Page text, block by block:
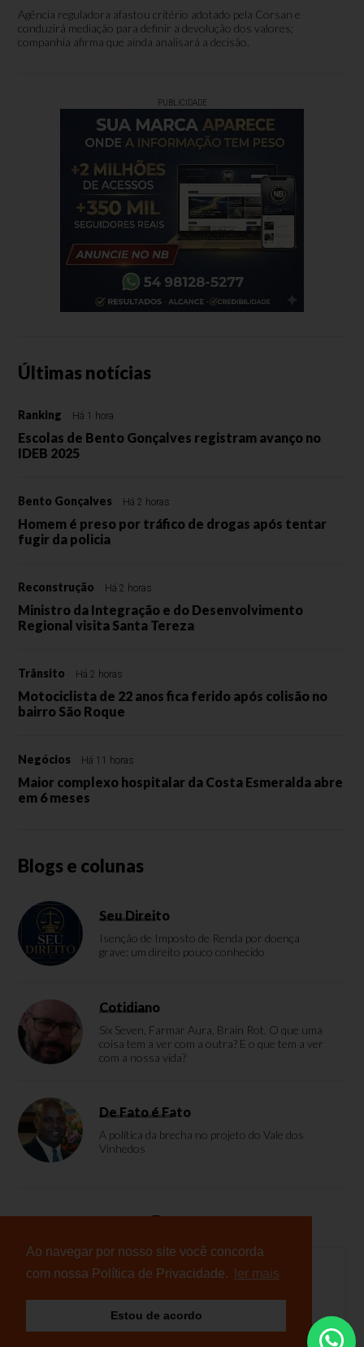
Ao navegar por nosso site você concorda
com nossa Política de Privacidade.
ler mais
Estou de acordo
Agência reguladora afastou critério adotado pela Corsan e
conduzirá mediação para definir a devolução dos valores;
companhia afirma que ainda analisará a decisão.
PUBLICIDADE
Últimas notícias
Ranking Há 1 hora
Escolas de Bento Gonçalves registram avanço no
IDEB 2025
Bento Gonçalves Há 2 horas
Homem é preso por tráfico de drogas após tentar
fugir da policia
Reconstrução Há 2 horas
Ministro da Integração e do Desenvolvimento
Regional visita Santa Tereza
Trânsito Há 2 horas
Motociclista de 22 anos fica ferido após colisão no
bairro São Roque
Negócios Há 11 horas
Maior complexo hospitalar da Costa Esmeralda abre
em 6 meses
Blogs e colunas
Seu Direito
Isenção de Imposto de Renda por doença
grave: um direito pouco conhecido
Cotidiano
Six Seven, Farmar Aura, Brain Rot. O que uma
coisa tem a ver com a outra? E o que tem a ver
com a nossa vida?
De Fato é Fato
A política da brecha no projeto do Vale dos
Vinhedos
Enquete